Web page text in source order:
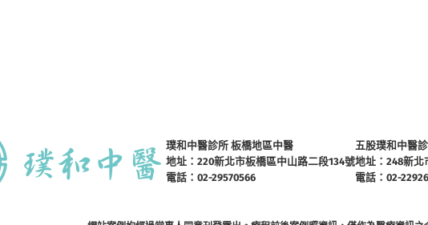
璞和中醫診所 板橋地區中醫
地址：220新北市板橋區中山路二段134號
電話：02-29570566
五股璞和中醫
地址：248新北
電話：02-